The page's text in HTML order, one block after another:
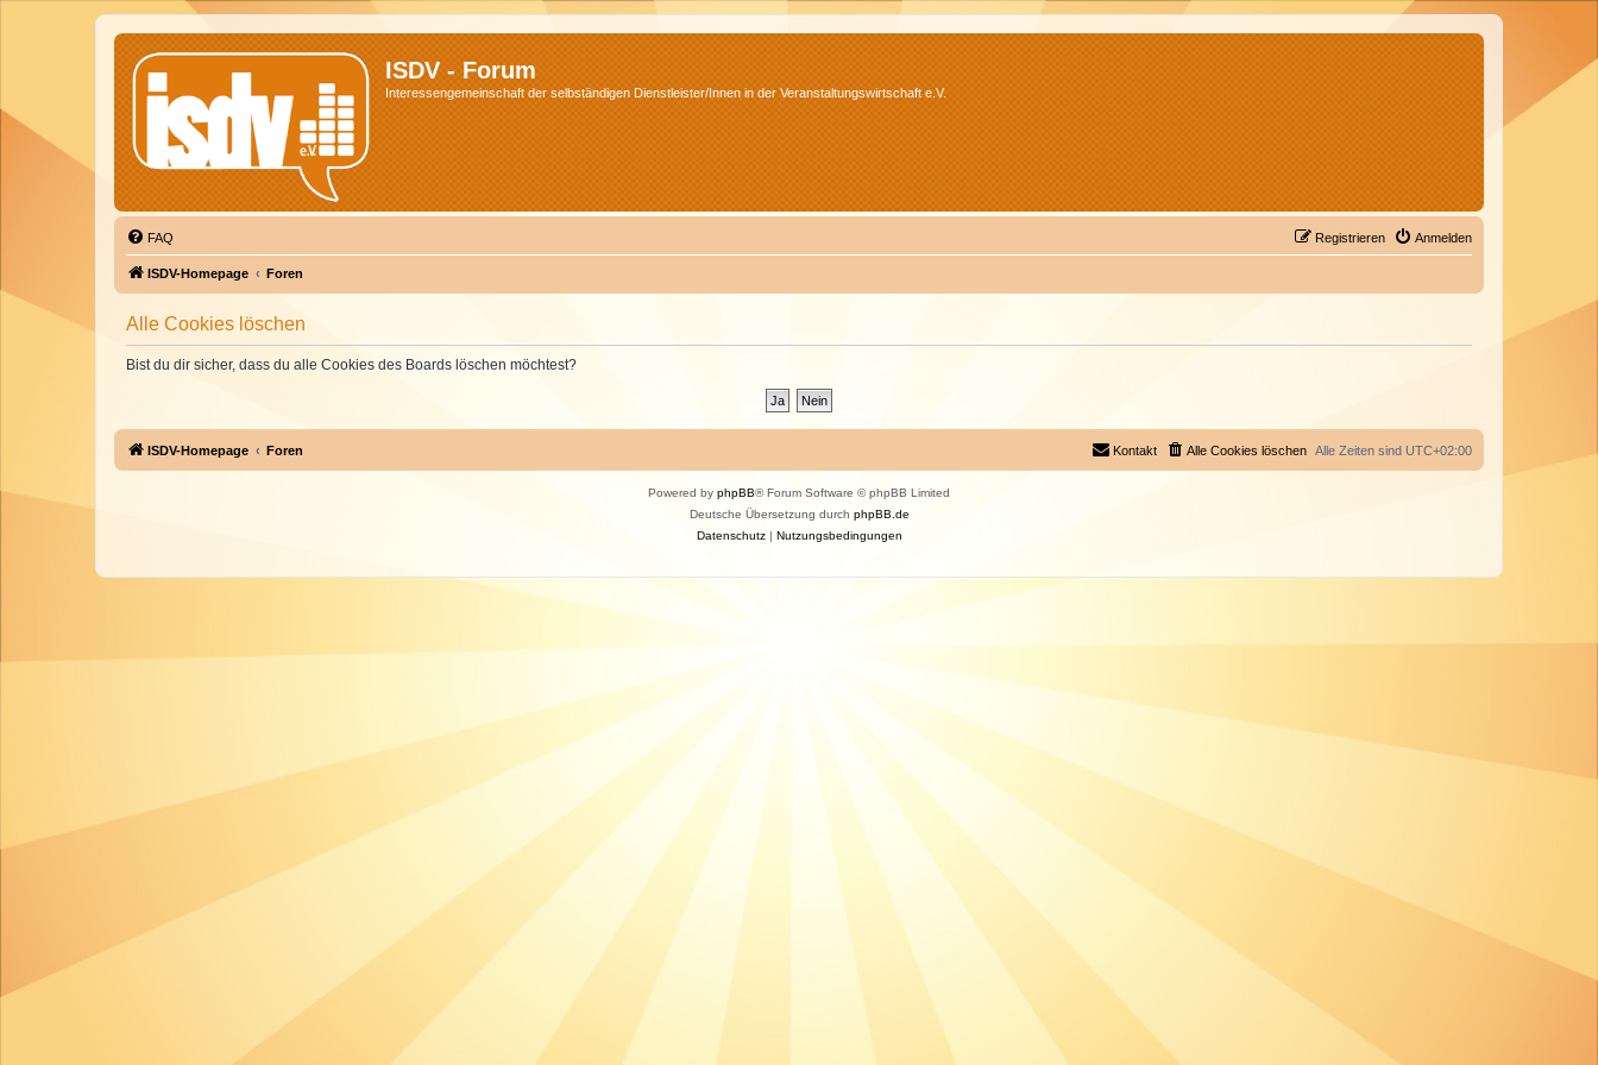
ISDV - Forum
Interessengemeinschaft der selbständigen Dienstleister/Innen in der Veranstaltungswirtschaft e.V.
FAQ Anmelden
Registrieren
ISDV-Homepage Foren
Alle Cookies löschen
Bist du dir sicher, dass du alle Cookies des Boards löschen möchtest?
ISDV-Homepage Foren Alle Zeiten sind UTC+02:00
Alle Cookies löschen
Kontakt
Powered by phpBB® Forum Software © phpBB Limited
Deutsche Übersetzung durch phpBB.de
Datenschutz| Nutzungsbedingungen